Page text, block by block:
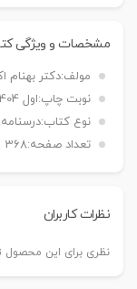
دادگاه
های
کیفری...)
عدد
مشخصات و ویژگی
مولف:دکتر بهنام
نوبت چاپ:اول 1404
نوع کتاب:
تعداد صفحه:368
نظرات کاربران
نظری برای این محصول